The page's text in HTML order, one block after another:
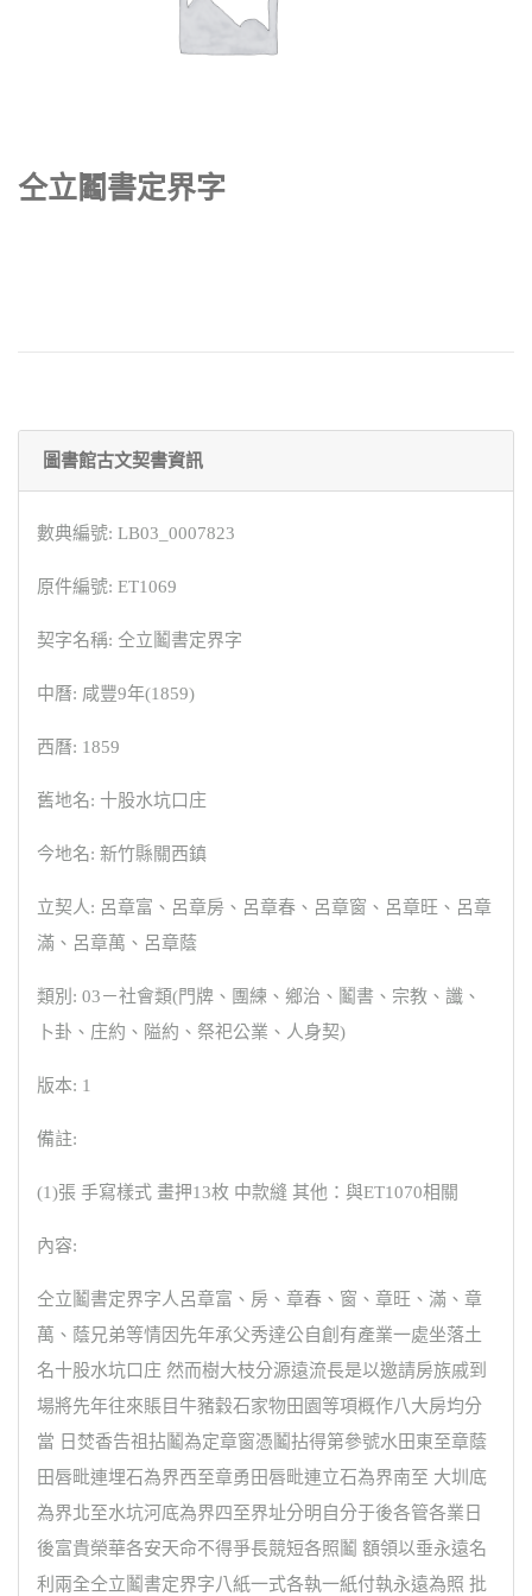
仝立鬮書定界字
圖書館古文契書資訊
數典編號: LB03_0007823
原件編號: ET1069
契字名稱: 仝立鬮書定界字
中曆: 咸豐9年(1859)
西曆: 1859
舊地名: 十股水坑口庄
今地名: 新竹縣關西鎮
立契人: 呂章富、呂章房、呂章春、呂章窗、呂章旺、呂章
滿、呂章萬、呂章蔭
類別: 03－社會類(門牌、團練、鄉治、鬮書、宗教、讖、
卜卦、庄約、隘約、祭祀公業、人身契)
版本: 1
備註:
(1)張 手寫樣式 畫押13枚 中款縫 其他：與ET1070相關
內容:
仝立鬮書定界字人呂章富、房、章春、窗、章旺、滿、章
萬、蔭兄弟等情因先年承父秀達公自創有產業一處坐落土
名十股水坑口庄 然而樹大枝分源遠流長是以邀請房族戚到
場將先年往來賬目牛豬穀石家物田園等項概作八大房均分
當 日焚香告祖拈鬮為定章窗憑鬮拈得第參號水田東至章蔭
田唇毗連埋石為界西至章勇田唇毗連立石為界南至 大圳底
為界北至水坑河底為界四至界址分明自分于後各管各業日
後富貴榮華各安天命不得爭長競短各照鬮 額領以垂永遠名
利兩全仝立鬮書定界字八紙一式各執一紙付執永遠為照 批